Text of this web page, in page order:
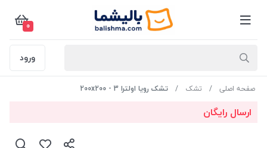
0
ورود
صفحه اصلی تشک تشک رویا اولترا 3 - 200x200
ارسال رایگان